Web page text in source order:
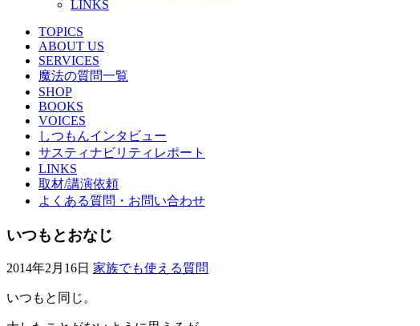
LINKS
TOPICS
ABOUT US
SERVICES
魔法の質問一覧
SHOP
BOOKS
VOICES
しつもんインタビュー
サスティナビリティレポート
LINKS
取材/講演依頼
よくある質問・お問い合わせ
いつもとおなじ
2014年2月16日 家族でも使える質問
いつもと同じ。